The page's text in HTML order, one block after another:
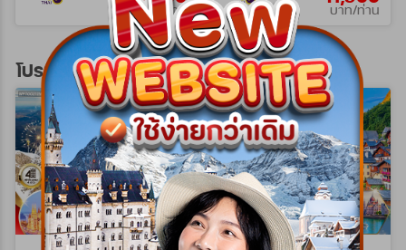
บาท/ท่าน บาท/ท่าน
โปรแกรมทัวร์ยุโรปตะวันออก